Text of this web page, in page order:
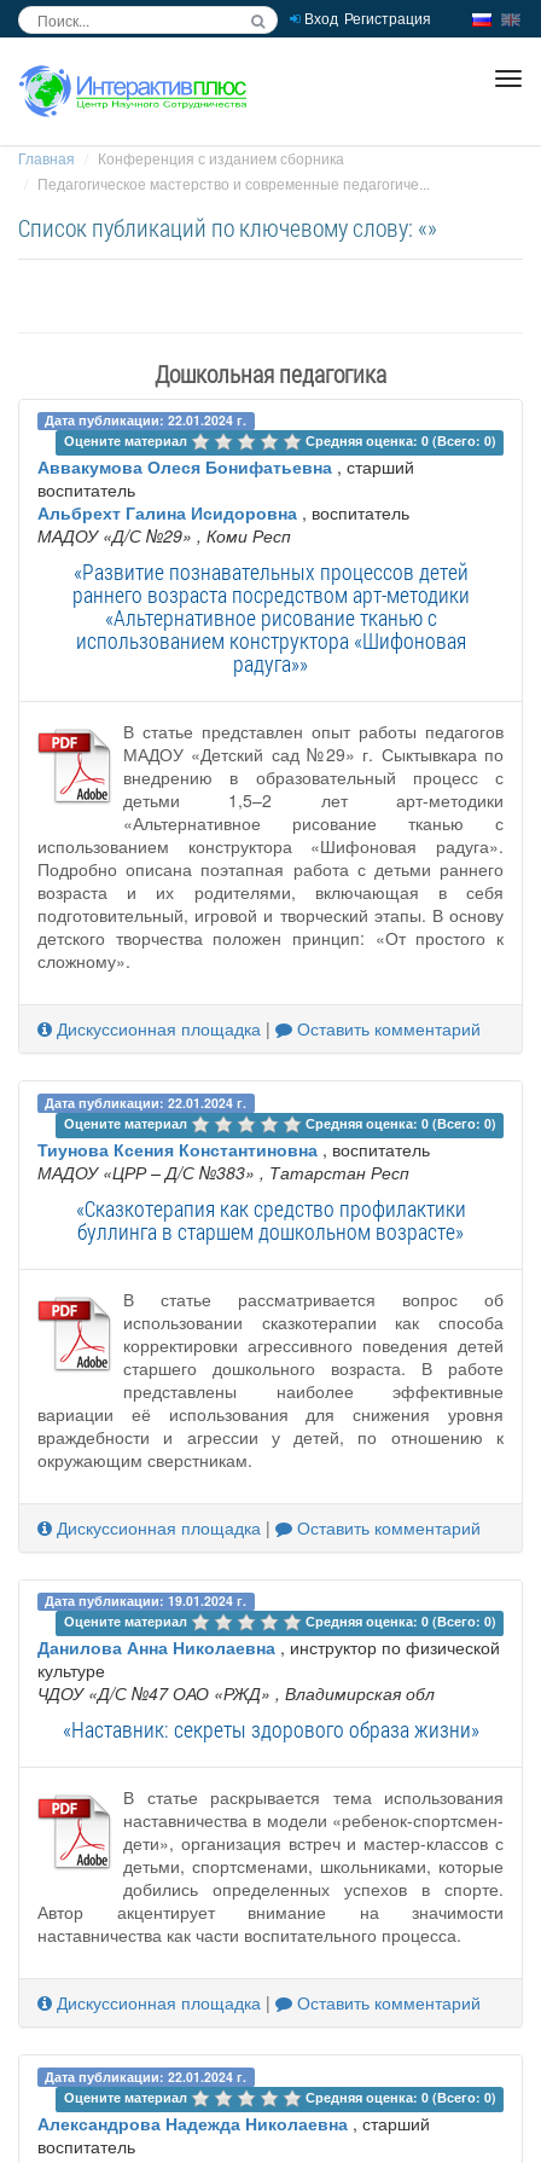
Вход Регистрация
Главная
Конференция с изданием сборника
Педагогическое мастерство и современные педагогиче...
Список публикаций по ключевому слову: «»
Дошкольная педагогика
Дата публикации: 22.01.2024 г.
Оцените материал
Средняя оценка: 0 (Всего: 0)
Аввакумова Олеся Бонифатьевна , старший
воспитатель
Альбрехт Галина Исидоровна , воспитатель
МАДОУ «Д/С №29» , Коми Респ
«Развитие познавательных процессов детей
раннего возраста посредством арт-методики
«Альтернативное рисование тканью с
использованием конструктора «Шифоновая
радуга»»
В статье представлен опыт работы педагогов
МАДОУ «Детский сад №29» г. Сыктывкара по
внедрению в образовательный процесс с
детьми 1,5–2 лет арт-методики
«Альтернативное рисование тканью с
использованием конструктора «Шифоновая радуга».
Подробно описана поэтапная работа с детьми раннего
возраста и их родителями, включающая в себя
подготовительный, игровой и творческий этапы. В основу
детского творчества положен принцип: «От простого к
сложному».
Дискуссионная площадка | Оставить комментарий
Дата публикации: 22.01.2024 г.
Оцените материал
Средняя оценка: 0 (Всего: 0)
Тиунова Ксения Константиновна , воспитатель
МАДОУ «ЦРР – Д/С №383» , Татарстан Респ
«Сказкотерапия как средство профилактики
буллинга в старшем дошкольном возрасте»
В статье рассматривается вопрос об
использовании сказкотерапии как способа
корректировки агрессивного поведения детей
старшего дошкольного возраста. В работе
представлены наиболее эффективные
вариации её использования для снижения уровня
враждебности и агрессии у детей, по отношению к
окружающим сверстникам.
Дискуссионная площадка | Оставить комментарий
Дата публикации: 19.01.2024 г.
Оцените материал
Средняя оценка: 0 (Всего: 0)
Данилова Анна Николаевна , инструктор по физической
культуре
ЧДОУ «Д/С №47 ОАО «РЖД» , Владимирская обл
«Наставник: секреты здорового образа жизни»
В статье раскрывается тема использования
наставничества в модели «ребенок-спортсмен-
дети», организация встреч и мастер-классов с
детьми, спортсменами, школьниками, которые
добились определенных успехов в спорте.
Автор акцентирует внимание на значимости
наставничества как части воспитательного процесса.
Дискуссионная площадка | Оставить комментарий
Дата публикации: 22.01.2024 г.
Оцените материал
Средняя оценка: 0 (Всего: 0)
Александрова Надежда Николаевна , старший
воспитатель